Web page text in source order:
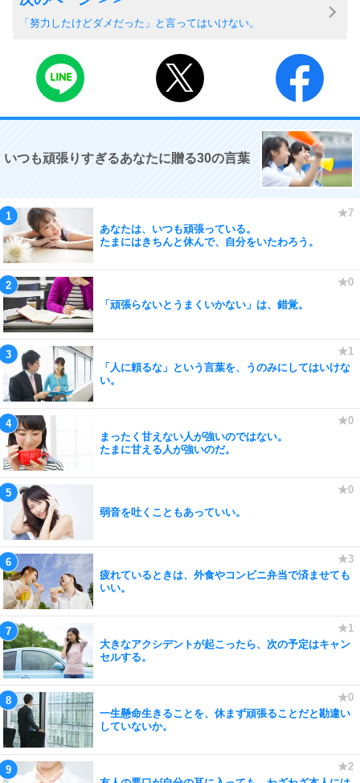
「努力したけどダメだった」と言ってはいけない。
いつも頑張りすぎるあなたに贈る30の言葉
あなたは、いつも頑張っている。
たまにはきちんと休んで、自分をいたわろう。
「頑張らないとうまくいかない」は、錯覚。
「人に頼るな」という言葉を、うのみにしてはいけな
い。
まったく甘えない人が強いのではない。
たまに甘える人が強いのだ。
弱音を吐くこともあっていい。
疲れているときは、外食やコンビニ弁当で済ませても
いい。
大きなアクシデントが起こったら、次の予定はキャン
セルする。
一生懸命生きることを、休まず頑張ることだと勘違い
していないか。